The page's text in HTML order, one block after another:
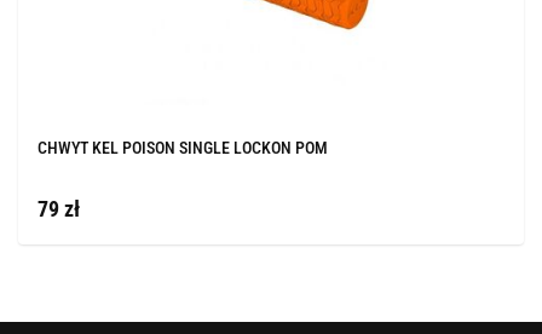
CHWYT KEL POISON SINGLE LOCKON POM
79 zł